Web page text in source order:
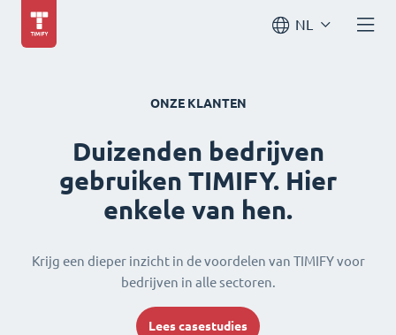
NL
ONZE KLANTEN
Duizenden bedrijven
gebruiken TIMIFY. Hier
enkele van hen.
Krijg een dieper inzicht in de voordelen van TIMIFY voor
bedrijven in alle sectoren.
Lees casestudies